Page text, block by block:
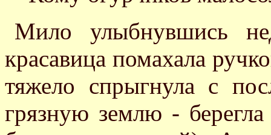
Мило улыбнувшись
красавица помахала
тяжело спрыгнула с
грязную землю -